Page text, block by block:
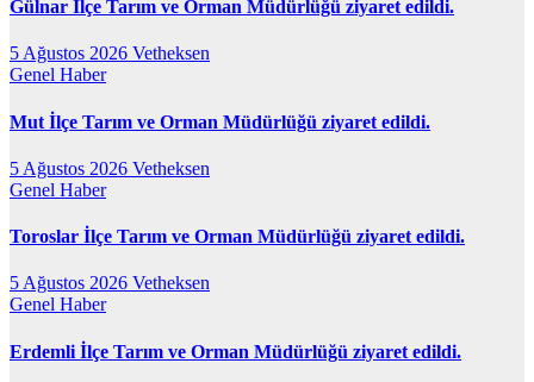
Gülnar İlçe Tarım ve Orman Müdürlüğü ziyaret edildi.
5 Ağustos 2026 Vetheksen
Genel Haber
Mut İlçe Tarım ve Orman Müdürlüğü ziyaret edildi.
5 Ağustos 2026 Vetheksen
Genel Haber
Toroslar İlçe Tarım ve Orman Müdürlüğü ziyaret edildi.
5 Ağustos 2026 Vetheksen
Genel Haber
Erdemli İlçe Tarım ve Orman Müdürlüğü ziyaret edildi.